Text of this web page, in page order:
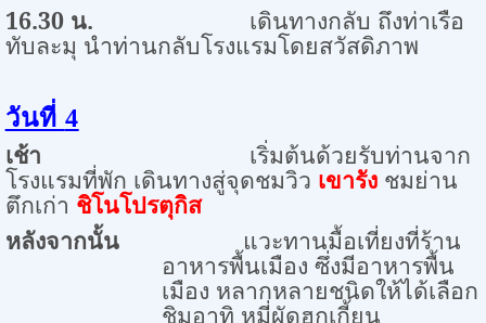
16.30น. เดินทางกลับ ถึงท่าเรือ
ทับละมุ นำท่านกลับโรงแรมโดยสวัสดิภาพ
วันที่ 4
เช้า เริ่มต้นด้วยรับท่านจาก
โรงแรมที่พัก เดินทางสู่จุดชมวิว เขารัง ชมย่าน
ตึกเก่า ชิโนโปรตุกิส
หลังจากนั้นแวะทานมื้อเที่ยงที่ร้าน
อาหารพื้นเมือง ซึ่งมีอาหารพื้น
เมือง หลากหลายชนิดให้ได้เลือก
ชิมอาทิ หมี่ผัดฮกเกี้ยน